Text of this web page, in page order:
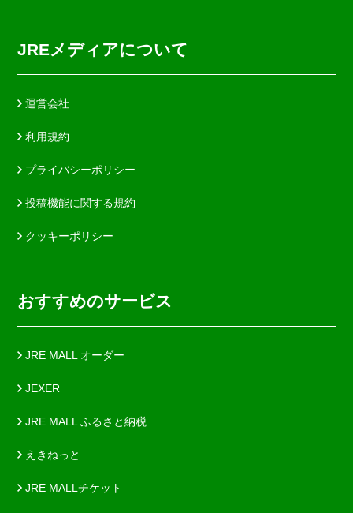
JREメディアについて
運営会社
利用規約
プライバシーポリシー
投稿機能に関する規約
クッキーポリシー
おすすめのサービス
JRE MALL オーダー
JEXER
JRE MALL ふるさと納税
えきねっと
JRE MALLチケット